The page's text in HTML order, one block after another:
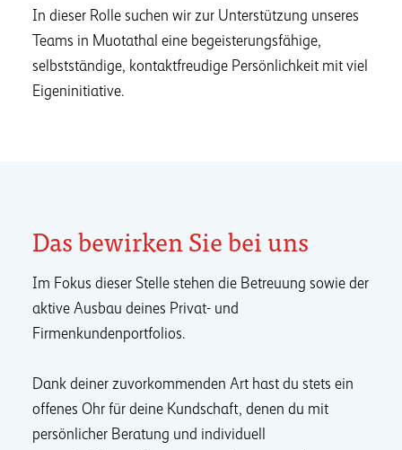
In dieser Rolle suchen wir zur Unterstützung unseres
Teams in Muotathal eine begeisterungsfähige,
selbstständige, kontaktfreudige Persönlichkeit mit viel
Eigeninitiative.
Das bewirken Sie bei uns
Im Fokus dieser Stelle stehen die Betreuung sowie der
aktive Ausbau deines Privat- und
Firmenkundenportfolios.
Dank deiner zuvorkommenden Art hast du stets ein
offenes Ohr für deine Kundschaft, denen du mit
persönlicher Beratung und individuell